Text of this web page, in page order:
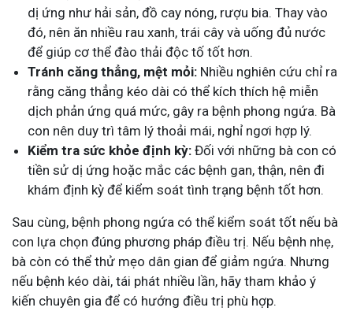
dị ứng như hải sản, đồ cay nóng, rượu bia. Thay vào
đó, nên ăn nhiều rau xanh, trái cây và uống đủ nước
để giúp cơ thể đào thải độc tố tốt hơn.
Tránh căng thẳng, mệt mỏi: Nhiều nghiên cứu chỉ ra
rằng căng thẳng kéo dài có thể kích thích hệ miễn
dịch phản ứng quá mức, gây ra bệnh phong ngứa. Bà
con nên duy trì tâm lý thoải mái, nghỉ ngơi hợp lý.
Kiểm tra sức khỏe định kỳ: Đối với những bà con có
tiền sử dị ứng hoặc mắc các bệnh gan, thận, nên đi
khám định kỳ để kiểm soát tình trạng bệnh tốt hơn.
Sau cùng, bệnh phong ngứa có thể kiểm soát tốt nếu bà
con lựa chọn đúng phương pháp điều trị. Nếu bệnh nhẹ,
bà còn có thể thử mẹo dân gian để giảm ngứa. Nhưng
nếu bệnh kéo dài, tái phát nhiều lần, hãy tham khảo ý
kiến chuyên gia để có hướng điều trị phù hợp.